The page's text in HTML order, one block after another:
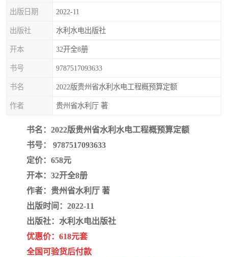
出版日期 2022-11
出版社 水利水电出版社
开本 32开全8册
书号 9787517093633
书名 2022版贵州省水利水电工程概预算定额
作者 贵州省水利厅 著
书名：2022版贵州省水利水电工程概预算定额
书号： 9787517093633
定价：658元
开本：32开全8册
作者：贵州省水利厅 著
出版时间：2022-11
出版社：水利水电出版社
优惠价：618元套
全国可验货后付款
福建建设工程预算定额
辽宁省工程计价定额
性规范ASME
湖北省建设工程预算定额
甘肃省建设工程预算定额
内蒙古建设工程预算定额
陕西建设工程消耗量定额
贵州水利水电定额